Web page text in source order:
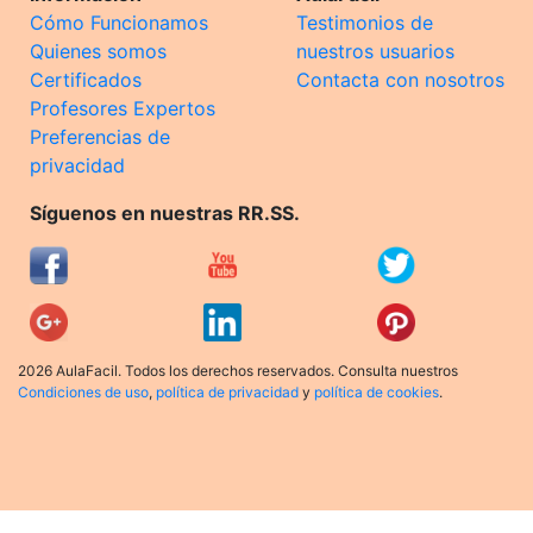
Cómo Funcionamos
Quienes somos
Certificados
Profesores Expertos
Preferencias de
privacidad
Testimonios de
nuestros usuarios
Contacta con nosotros
Síguenos en nuestras RR.SS.
2026 AulaFacil. Todos los derechos reservados. Consulta nuestros
Condiciones de uso, política de privacidad y política de cookies.